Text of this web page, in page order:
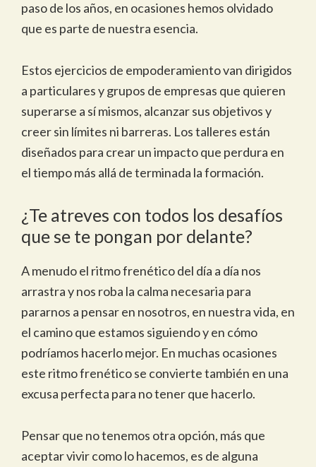
paso de los años, en ocasiones hemos olvidado
que es parte de nuestra esencia.
Estos ejercicios de empoderamiento van dirigidos
a particulares y grupos de empresas que quieren
superarse a sí mismos, alcanzar sus objetivos y
creer sin límites ni barreras. Los talleres están
diseñados para crear un impacto que perdura en
el tiempo más allá de terminada la formación.
¿Te atreves con todos los desafíos
que se te pongan por delante?
A menudo el ritmo frenético del día a día nos
arrastra y nos roba la calma necesaria para
pararnos a pensar en nosotros, en nuestra vida, en
el camino que estamos siguiendo y en cómo
podríamos hacerlo mejor. En muchas ocasiones
este ritmo frenético se convierte también en una
excusa perfecta para no tener que hacerlo.
Pensar que no tenemos otra opción, más que
aceptar vivir como lo hacemos, es de alguna